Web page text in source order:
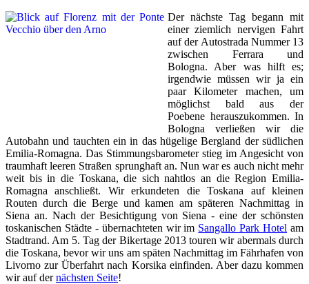
Der nächste Tag begann mit
einer ziemlich nervigen Fahrt
auf der Autostrada Nummer 13
zwischen Ferrara und
Bologna. Aber was hilft es;
irgendwie müssen wir ja ein
paar Kilometer machen, um
möglichst bald aus der
Poebene herauszukommen. In
Bologna verließen wir die
Autobahn und tauchten ein in das hügelige Bergland der südlichen
Emilia-Romagna. Das Stimmungsbarometer stieg im Angesicht von
traumhaft leeren Straßen sprunghaft an. Nun war es auch nicht mehr
weit bis in die Toskana, die sich nahtlos an die Region Emilia-
Romagna anschließt. Wir erkundeten die Toskana auf kleinen
Routen durch die Berge und kamen am späteren Nachmittag in
Siena an. Nach der Besichtigung von Siena - eine der schönsten
toskanischen Städte - übernachteten wir im Sangallo Park Hotel am
Stadtrand. Am 5. Tag der Bikertage 2013 touren wir abermals durch
die Toskana, bevor wir uns am späten Nachmittag im Fährhafen von
Livorno zur Überfahrt nach Korsika einfinden. Aber dazu kommen
wir auf dernächsten Seite!